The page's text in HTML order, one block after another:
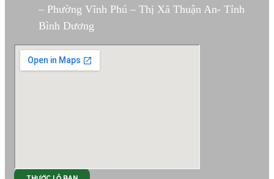
– Phường Vĩnh Phú – Thị Xã Thuận An- Tỉnh
Bình Dương